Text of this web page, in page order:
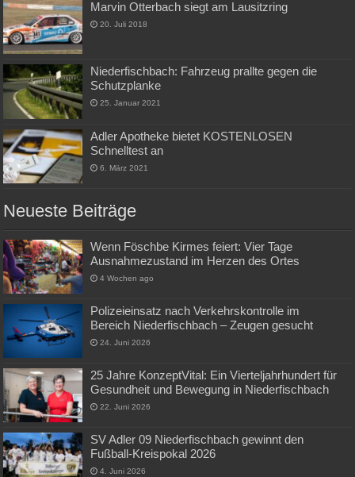
Marvin Otterbach siegt am Lausitzring
20. Juli 2018
Niederfischbach: Fahrzeug prallte gegen die
Schutzplanke
25. Januar 2021
Adler Apotheke bietet KOSTENLOSEN
Schnelltest an
6. März 2021
Neueste Beiträge
Wenn Föschbe Kirmes feiert: Vier Tage
Ausnahmezustand im Herzen des Ortes
4 Wochen ago
Polizeieinsatz nach Verkehrskontrolle im
Bereich Niederfischbach – Zeugen gesucht
24. Juni 2026
25 Jahre KonzeptVital: Ein Vierteljahrhundert für
Gesundheit und Bewegung in Niederfischbach
22. Juni 2026
SV Adler 09 Niederfischbach gewinnt den
Fußball-Kreispokal 2026
4. Juni 2026